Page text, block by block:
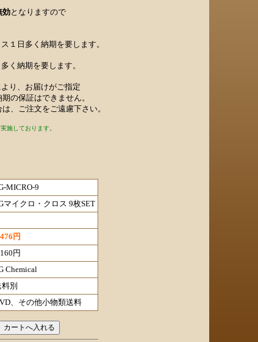
効となりますので
１日多く納期を要します。
く納期を要します。
り、お届けがご指定
の保証はできません。
ご注文をご遠慮下さい。
施しております。
MICRO-9
マイクロ・クロス 9枚SET
円
円
Chemical
別
、その他小物類送料